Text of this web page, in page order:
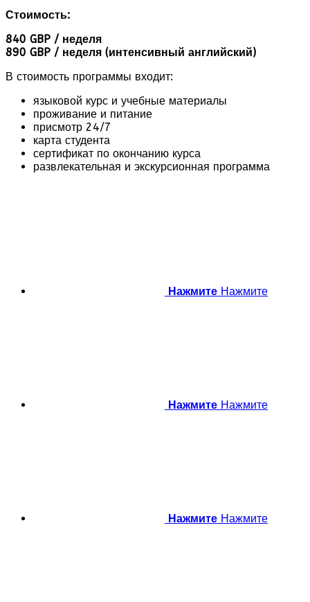
Стоимость:
840 GBP / неделя
890 GBP / неделя (интенсивный английский)
В стоимость программы входит:
языковой курс и учебные материалы
проживание и питание
присмотр 24/7
карта студента
сертификат по окончанию курса
развлекательная и экскурсионная программа
Нажмите Нажмите
Нажмите Нажмите
Нажмите Нажмите